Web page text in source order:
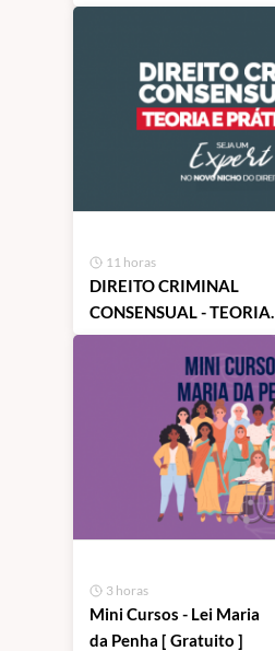
11 horas
DIREITO CRIMINAL
CONSENSUAL - TEORIA E
PRÁTICA
3 horas
Mini Cursos - Lei Maria
da Penha [ Gratuito ]